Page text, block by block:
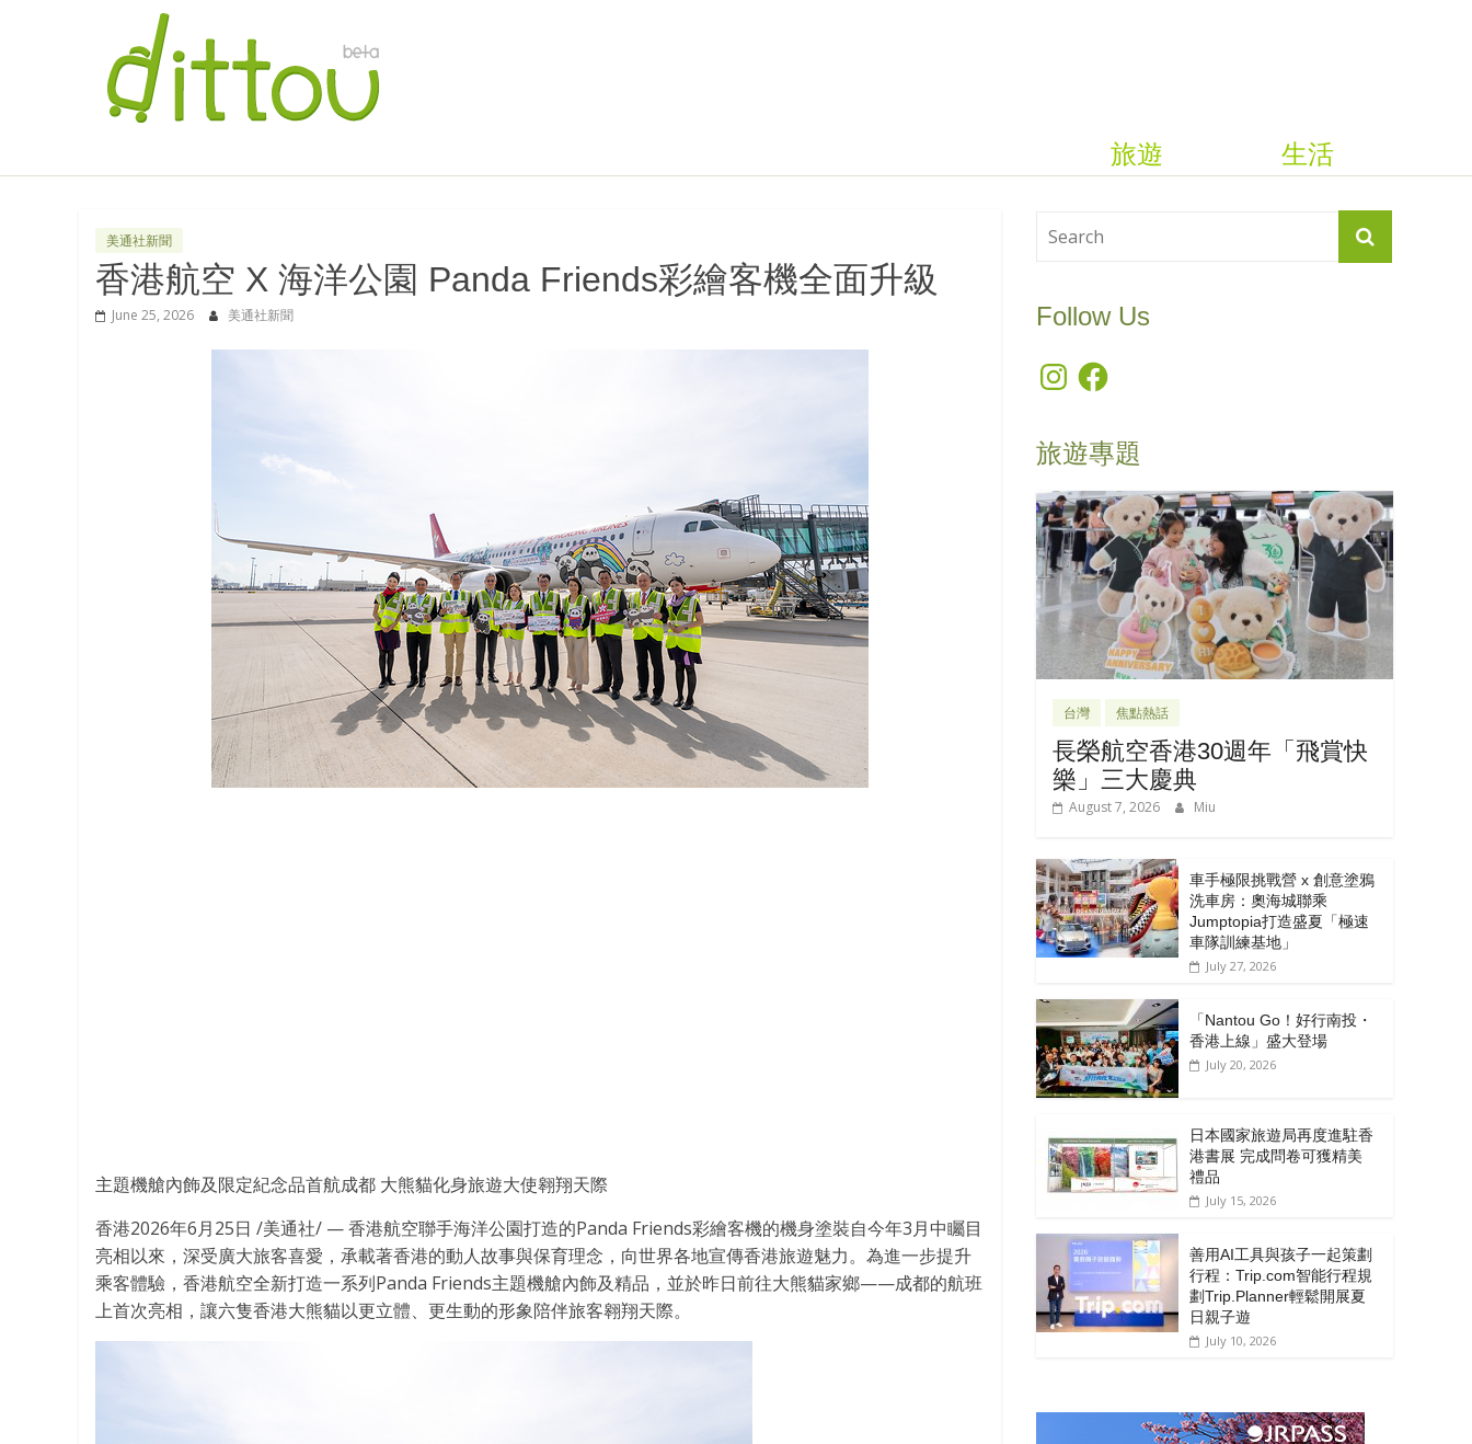
生活
旅遊
美通社新聞
香港航空 X 海洋公園 Panda Friends彩繪客機全面升級
June 25, 2026 美通社新聞
主題機艙內飾及限定紀念品首航成都 大熊貓化身旅遊大使翱翔天際
香港2026年6月25日 /美通社/ — 香港航空聯手海洋公園打造的Panda Friends彩繪客機的機身塗裝自今年3月中矚目
亮相以來，深受廣大旅客喜愛，承載著香港的動人故事與保育理念，向世界各地宣傳香港旅遊魅力。為進一步提升
乘客體驗，香港航空全新打造一系列Panda Friends主題機艙內飾及精品，並於昨日前往大熊貓家鄉——成都的航班
上首次亮相，讓六隻香港大熊貓以更立體、更生動的形象陪伴旅客翱翔天際。
Follow Us
InstagramFacebook
旅遊專題
台灣 焦點熱話
長榮航空香港30週年「飛賞快
樂」三大慶典
August 7, 2026 Miu
車手極限挑戰營 x 創意塗鴉
洗車房：奧海城聯乘
Jumptopia打造盛夏「極速
車隊訓練基地」
July 27, 2026
「Nantou Go！好行南投・
香港上線」盛大登場
July 20, 2026
日本國家旅遊局再度進駐香
港書展 完成問卷可獲精美
禮品
July 15, 2026
善用AI工具與孩子一起策劃
行程：Trip.com智能行程規
劃Trip.Planner輕鬆開展夏
日親子遊
July 10, 2026